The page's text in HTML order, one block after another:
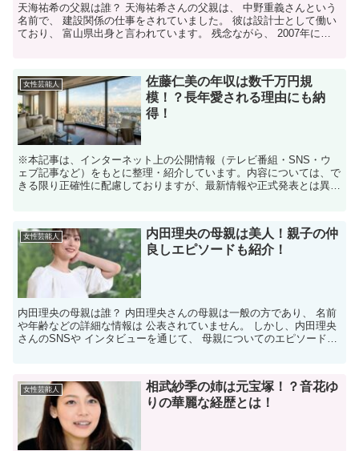
天海祐希の父親は誰？ 天海祐希さんの父親は、 中野重義さんという
名前で、 建設関係の仕事をされていました。 彼は設計士として働い
ており、 富山県出身と言われています。 残念ながら、 2007年に肺
女性芸能人
佐藤仁美の年収は数千万円規
模！？長年愛される理由にも納
得！
※本記事は、インターネット上の公開情報（テレビ番組・SNS・ウ
ェブ記事など）をもとに整理・紹介しています。内容については、で
きる限り正確性に配慮しておりますが、最新情報や正式発表とは異な
女性芸能人
内田理央の母親は美人！親子の仲
良しエピソードも紹介！
内田理央の母親は誰？ 内田理央さんの母親は一般の方であり、 名前
や年齢などの詳細な情報は 公表されていません。 しかし、内田理央
さんのSNSや インタビューを通じて、 母親についてのエピソードや
女性芸能人
相武紗季の姉は元宝塚！？音花ゆ
りの華麗な経歴とは！